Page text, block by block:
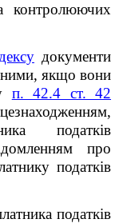
контролюючих
документи
якщо вони
п. 42.4 ст. 42
податків
про
податків
податків